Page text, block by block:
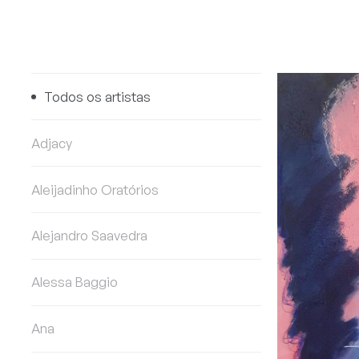
Todos os artistas
Adjacy
Aleijadinho Oratórios
Alejandro Saavedra
Alessa Baggio
Ana